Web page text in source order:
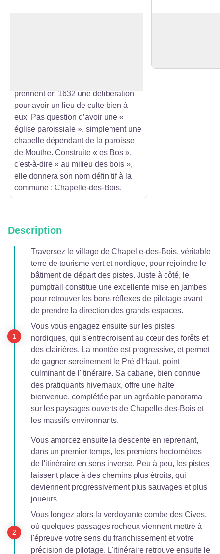
prennent en 1632 une délibération
pour avoir un lieu de culte bien à
eux. Pas question d’avoir une «
église paroissiale », simplement une
chapelle dépendant de la paroisse
de Mouthe. Construite « es Bos »,
c'est-à-dire « au milieu des bois »,
elle donnera son nom définitif à la
commune : Chapelle-des-Bois.
Description
Traversez le village de Chapelle-des-Bois, véritable
terre de tourisme vert et nordique, pour rejoindre le
bâtiment de départ des pistes. Juste à côté, le
pumptrail constitue une excellente mise en jambes
pour retrouver les bons réflexes de pilotage avant
de prendre la direction des grands espaces.
Vous vous engagez ensuite sur les pistes
nordiques, qui s'entrecroisent au cœur des forêts et
des clairières. La montée est progressive, et permet
de gagner sereinement le Pré d'Haut, point
culminant de l'itinéraire. Sa cabane, bien connue
des pratiquants hivernaux, offre une halte
bienvenue, complétée par un agréable panorama
sur les paysages ouverts de Chapelle-des-Bois et
les massifs environnants.
Vous amorcez ensuite la descente en reprenant,
dans un premier temps, les premiers hectomètres
de l'itinéraire en sens inverse. Peu à peu, les pistes
laissent place à des chemins plus étroits, qui
deviennent progressivement plus sauvages et plus
joueurs.
Vous longez alors la verdoyante combe des Cives,
où quelques passages rocheux viennent mettre à
l'épreuve votre sens du franchissement et votre
précision de pilotage. L'itinéraire retrouve ensuite le